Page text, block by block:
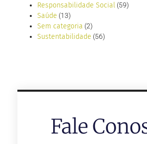
Responsabilidade Social (59)
Saúde (13)
Sem categoria (2)
Sustentabilidade (56)
Fale